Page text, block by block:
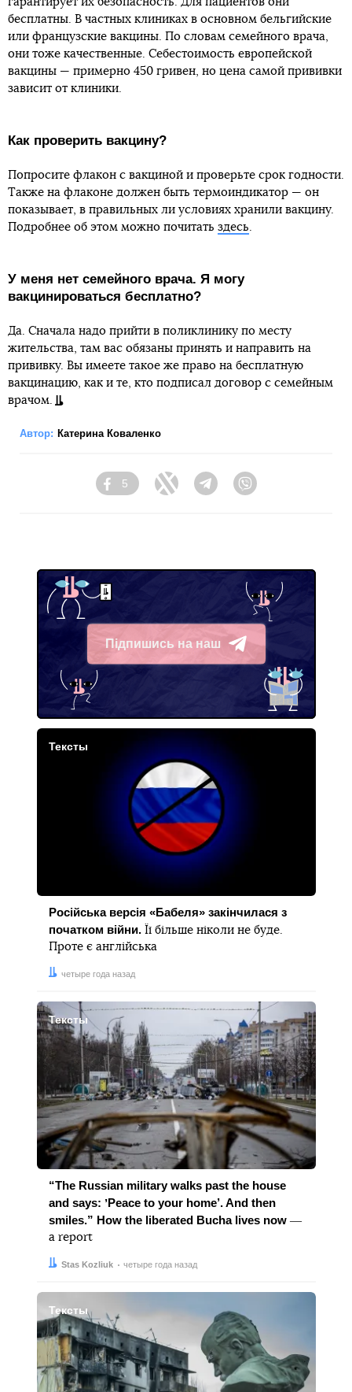
бесплатны. В частных клиниках в основном бельгийские
или французские вакцины. По словам семейного врача,
они тоже качественные. Себестоимость европейской
вакцины — примерно 450 гривен, но цена самой прививки
зависит от клиники.
Как проверить вакцину?
Попросите флакон с вакциной и проверьте срок годности.
Также на флаконе должен быть термоиндикатор — он
показывает, в правильных ли условиях хранили вакцину.
Подробнее об этом можно почитать здесь.
У меня нет семейного врача. Я могу
вакцинироваться бесплатно?
Да. Сначала надо прийти в поликлинику по месту
жительства, там вас обязаны принять и направить на
прививку. Вы имеете такое же право на бесплатную
вакцинацию, как и те, кто подписал договор с семейным
врачом.
Автор: Катерина Коваленко
Facebook
5
Twitter Telegram
Підпишись на наш
Telegram
Тексты
Російська версія «Бабеля» закінчилася з
початком війни.Її більше ніколи не буде.
Проте є англійська
Дата:четыре года назад
Тексты
“The Russian military walks past the house
and says: ʼPeace to your home’. And then
smiles.” How the liberated Bucha lives now―
a report
Автор:
Stas Kozliuk
Дата: четыре года назад
Тексты